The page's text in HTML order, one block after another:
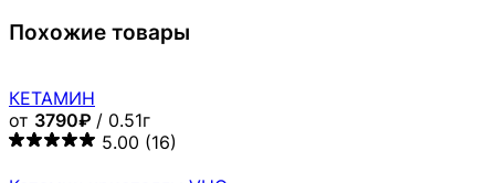
Похожие товары
КЕТАМИН
от 3790₽ / 0.51г
5.00 (16)